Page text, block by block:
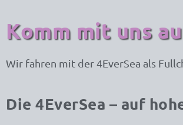
Komm mit uns
Wir fahren mit der 4EverSea als
Die 4EverSea – auf